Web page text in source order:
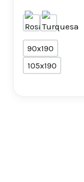
90x190
105x190